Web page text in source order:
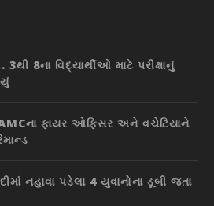
8ના વિદ્યાર્થીઓ માટે પરીક્ષાનું
ફાયર ઓફિસર અને વચેટિયાને
નહાવા પડેલા 4 યુવાનોના ડૂબી જતા